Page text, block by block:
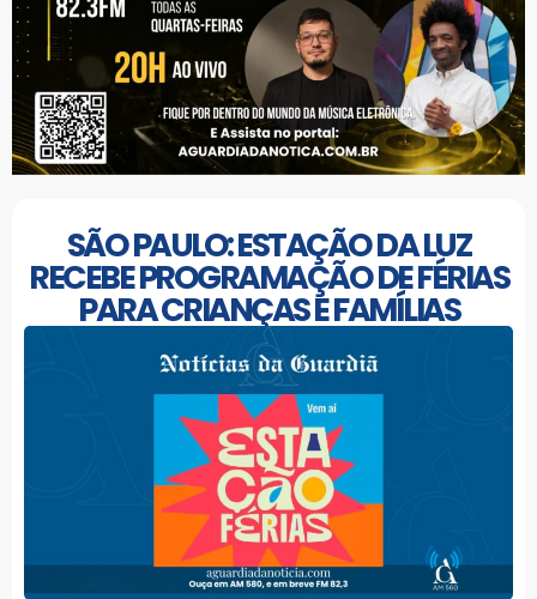
SÃO PAULO: ESTAÇÃO DA LUZ
RECEBE PROGRAMAÇÃO DE FÉRIAS
PARA CRIANÇAS E FAMÍLIAS